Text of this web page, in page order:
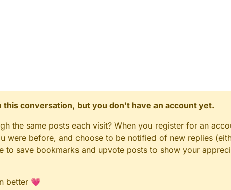
conversation, but you don't have an account yet.
the same posts each visit? When you register for an
were before, and choose to be notified of new replies
to save bookmarks and upvote posts to show your
better 💗